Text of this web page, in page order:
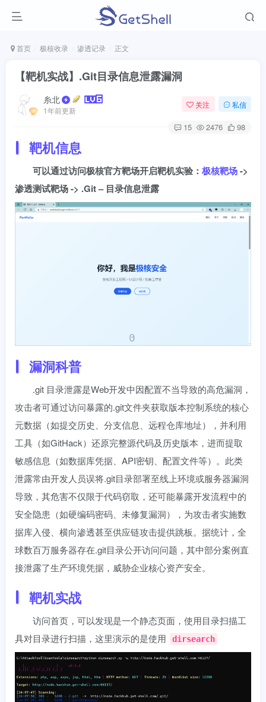
首页 极核收录 渗透记录 正文
【靶机实战】.Git目录信息泄露漏洞
糸北
1年前更新
关注 私信
15 2476 98
靶机信息
可以通过访问极核官方靶场开启靶机实验： 极核靶场->
渗透测试靶场 -> .Git – 目录信息泄露
漏洞科普
.git 目录泄露是Web开发中因配置不当导致的高危漏洞，
攻击者可通过访问暴露的.git文件夹获取版本控制系统的核心
元数据（如提交历史、分支信息、远程仓库地址），并利用
工具（如GitHack）还原完整源代码及历史版本，进而提取
敏感信息（如数据库凭据、API密钥、配置文件等）。此类
泄露常由开发人员误将.git目录部署至线上环境或服务器漏洞
导致，其危害不仅限于代码窃取，还可能暴露开发流程中的
安全隐患（如硬编码密码、未修复漏洞），为攻击者实施数
据库入侵、横向渗透甚至供应链攻击提供跳板。据统计，全
球数百万服务器存在.git目录公开访问问题，其中部分案例直
接泄露了生产环境凭据，威胁企业核心资产安全。
靶机实战
访问首页，可以发现是一个静态页面，使用目录扫描工
具对目录进行扫描，这里演示的是使用
dirsearch